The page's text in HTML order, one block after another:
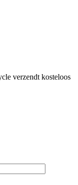
verzendt kosteloos